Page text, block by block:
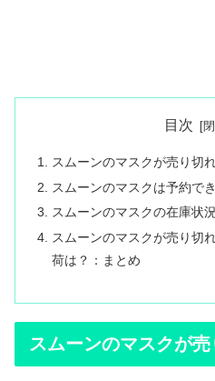
目次
スムーンのマスクが売り切
スムーンのマスクは予約で
スムーンのマスクの在庫状
スムーンのマスクが売り切
荷は？：まとめ
スムーンのマスクが売